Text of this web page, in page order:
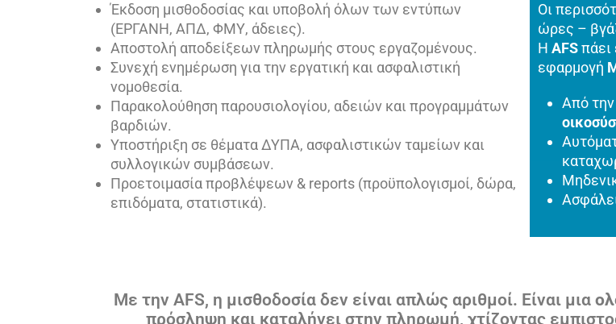
Έκδοση μισθοδοσίας και υποβολή όλων των εντύπων
(ΕΡΓΑΝΗ, ΑΠΔ, ΦΜΥ, άδειες).
Αποστολή αποδείξεων πληρωμής στους εργαζομένους.
Συνεχή ενημέρωση για την εργατική και ασφαλιστική
νομοθεσία.
Παρακολούθηση παρουσιολογίου, αδειών και προγραμμάτων
βαρδιών.
Υποστήριξη σε θέματα ΔΥΠΑ, ασφαλιστικών ταμείων και
συλλογικών συμβάσεων.
Προετοιμασία προβλέψεων & reports (προϋπολογισμοί, δώρα,
επιδόματα, στατιστικά).
Οι
ώρες –
Η AFSπάει
εφαρμογή
Από την
Με την AFS, η μισθοδοσία δεν είναι απλώς αριθμοί. Είναι μια
πρόσληψη και καταλήγει στην πληρωμή, χτίζοντας